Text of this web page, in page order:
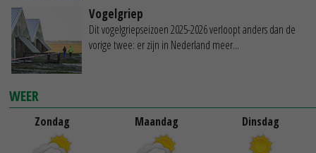
Vogelgriep
Dit vogelgriepseizoen 2025-2026 verloopt anders dan de
vorige twee: er zijn in Nederland meer...
WEER
Zondag Maandag Dinsdag